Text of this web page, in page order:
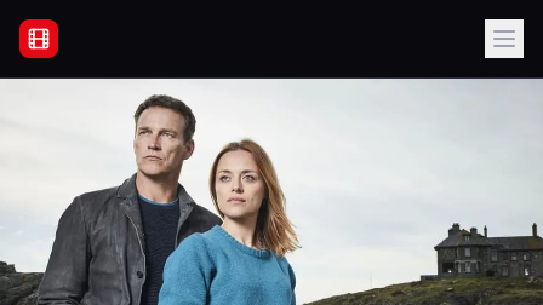
Filme Online Subtitrate - Acasă